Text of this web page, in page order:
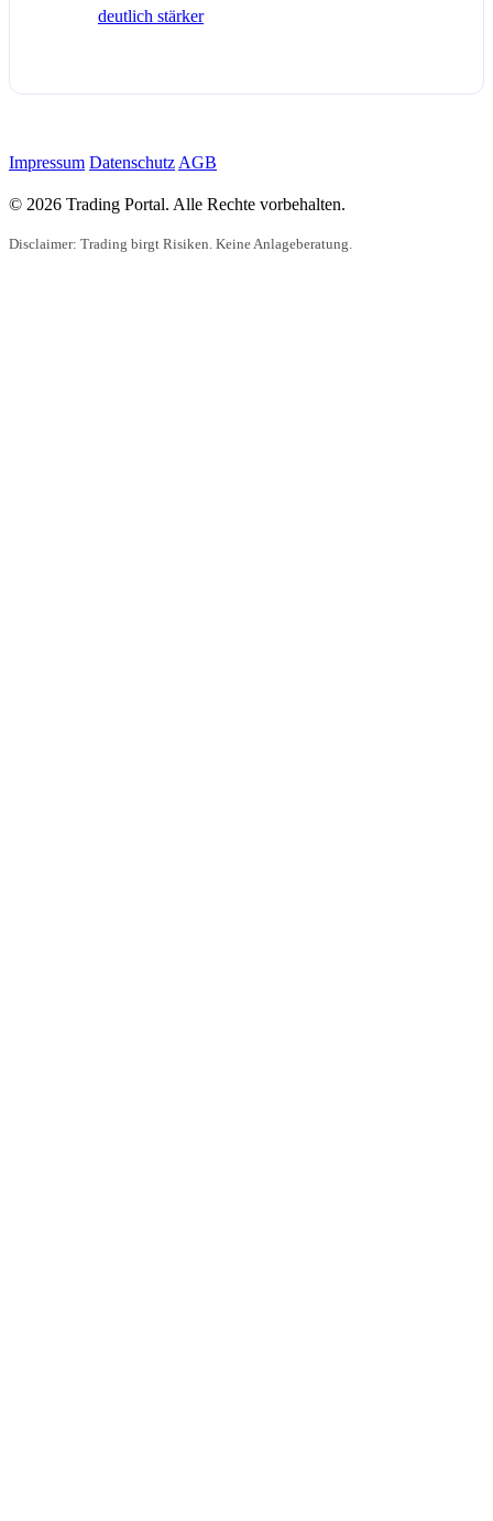
deutlich stärker
Impressum Datenschutz AGB
© 2026 Trading Portal. Alle Rechte vorbehalten.
Disclaimer: Trading birgt Risiken. Keine Anlageberatung.